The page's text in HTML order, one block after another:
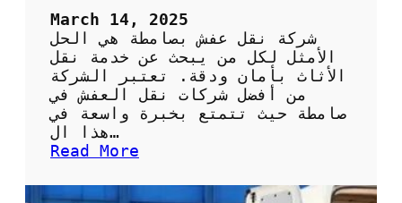
ز
ة
ل
ن
ق
ل
ع
March 14, 2025
شركة نقل عفش بصامطة هي الحل
الأمثل لكل من يبحث عن خدمة نقل
الأثاث بأمان ودقة. تعتبر الشركة
من أفضل شركات نقل العفش في
صامطة حيث تتمتع بخبرة واسعة في
هذا ال…
Read More
د